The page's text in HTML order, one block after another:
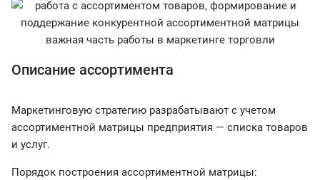
Описание ассортимента
Маркетинговую стратегию разрабатывают с учетом
ассортиментной матрицы предприятия — списка товаров
и услуг.
Порядок построения ассортиментной матрицы: